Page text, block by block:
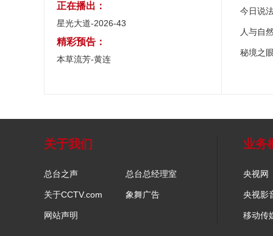
正在播出：
星光大道-2026-43
精彩预告：
本草流芳-黄连
今日说
人与自
秘境之
关于我们
总台之声 总台总经理室
关于CCTV.com 象舞广告
网站声明
业务
央视网
央视影
移动传